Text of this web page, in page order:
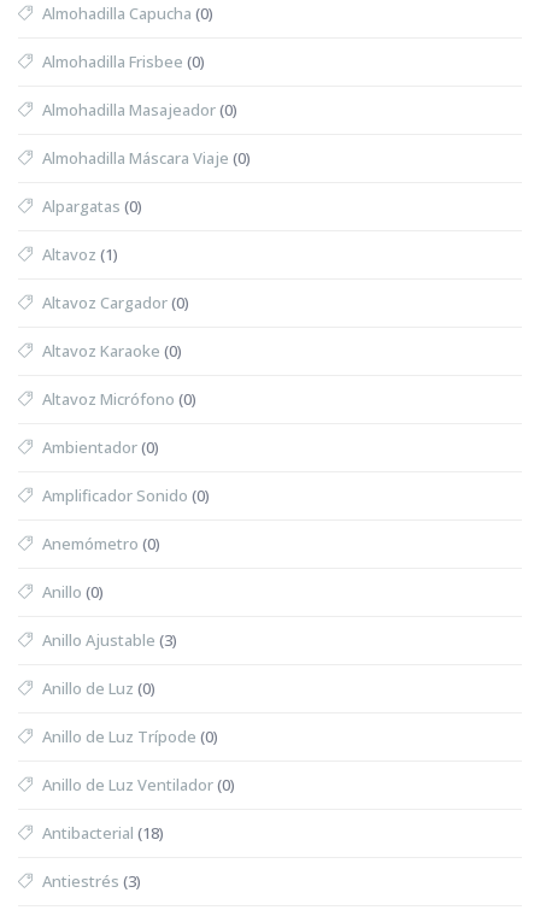
Almohadilla Capucha (0)
Almohadilla Frisbee (0)
Almohadilla Masajeador(0)
Almohadilla Máscara Viaje (0)
Alpargatas (0)
Altavoz (1)
Altavoz Cargador(0)
Altavoz Karaoke (0)
Altavoz Micrófono (0)
Ambientador(0)
Amplificador Sonido (0)
Anemómetro (0)
Anillo (0)
Anillo Ajustable (3)
Anillo de Luz (0)
Anillo de Luz Trípode (0)
Anillo de Luz Ventilador(0)
Antibacterial (18)
Antiestrés (3)